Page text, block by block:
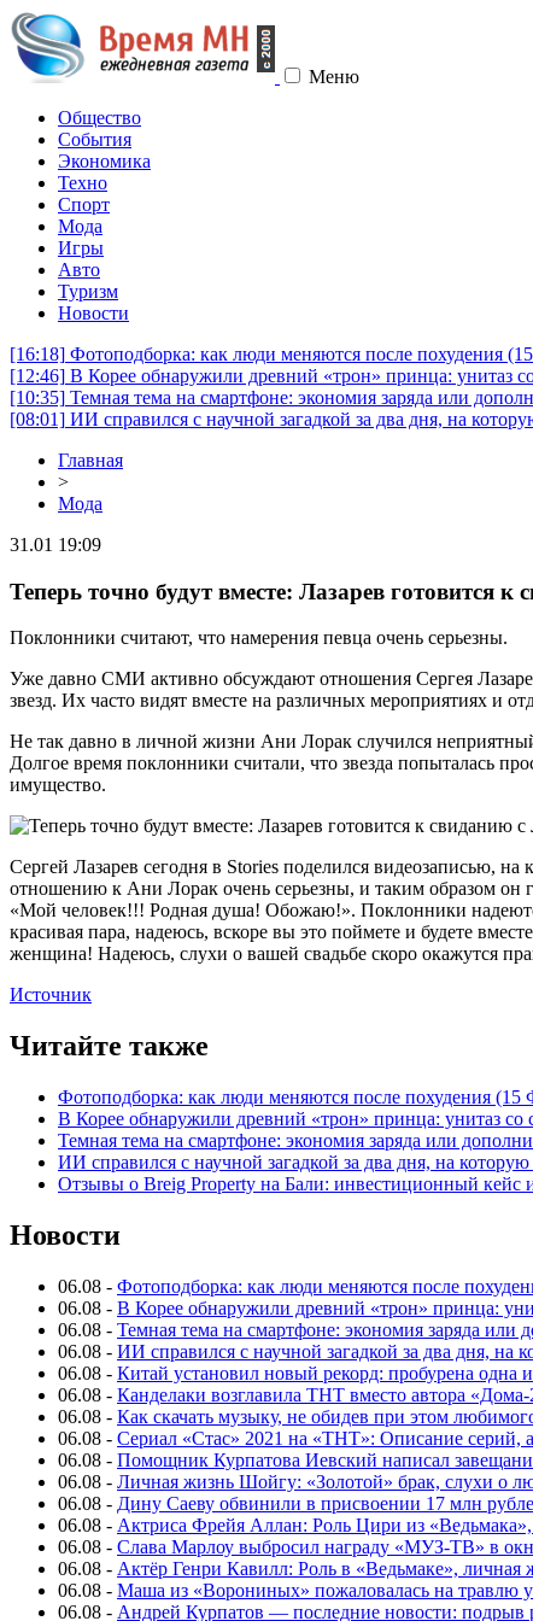
Меню
Общество
События
Экономика
Техно
Спорт
Мода
Игры
Авто
Туризм
Новости
[16:18] Фотоподборка: как люди меняются после похудения
[12:46] В Корее обнаружили древний «трон» принца: унитаз
[10:35] Темная тема на смартфоне: экономия заряда или
[08:01] ИИ справился с научной загадкой за два дня, на
Главная
>
Мода
31.01 19:09
Теперь точно будут вместе: Лазарев готовится к
Поклонники считают, что намерения певца очень серьезны.
Уже давно СМИ активно обсуждают отношения Сергея
звезд. Их часто видят вместе на различных мероприятиях и
Не так давно в личной жизни Ани Лорак случился
Долгое время поклонники считали, что звезда попыталась
имущество.
Сергей Лазарев сегодня в Stories поделился видеозаписью,
отношению к Ани Лорак очень серьезны, и таким образом он
«Мой человек!!! Родная душа! Обожаю!». Поклонники
красивая пара, надеюсь, вскоре вы это поймете и будете
женщина! Надеюсь, слухи о вашей свадьбе скоро окажутся
Источник
Читайте также
Фотоподборка: как люди меняются после похудения
В Корее обнаружили древний «трон» принца: унитаз со
Темная тема на смартфоне: экономия заряда или
ИИ справился с научной загадкой за два дня, на
Отзывы о Breig Property на Бали: инвестиционный кейс
Новости
06.08 - Фотоподборка: как люди меняются после
06.08 - В Корее обнаружили древний «трон» принца:
06.08 - Темная тема на смартфоне: экономия заряда или
06.08 - ИИ справился с научной загадкой за два дня, на
06.08 - Китай установил новый рекорд: пробурена одна
06.08 - Канделаки возглавила ТНТ вместо автора
06.08 - Как скачать музыку, не обидев при этом
06.08 - Сериал «Стас» 2021 на «ТНТ»: Описание серий,
06.08 - Помощник Курпатова Иевский написал
06.08 - Личная жизнь Шойгу: «Золотой» брак, слухи о
06.08 - Дину Саеву обвинили в присвоении 17 млн
06.08 - Актриса Фрейя Аллан: Роль Цири из
06.08 - Слава Марлоу выбросил награду «МУЗ-ТВ» в
06.08 - Актёр Генри Кавилл: Роль в «Ведьмаке», личная
06.08 - Маша из «Ворониных» пожаловалась на травлю
06.08 - Андрей Курпатов — последние новости: подрыв